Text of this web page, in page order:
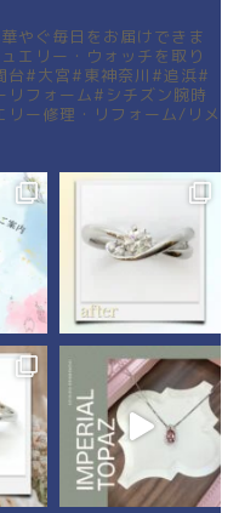
やぐ毎日をお届けできま
エリー・ウォッチを取り
台#大宮#東神奈川#追浜#
フォーム#シチズン腕時
リー修理・リフォーム/リメ